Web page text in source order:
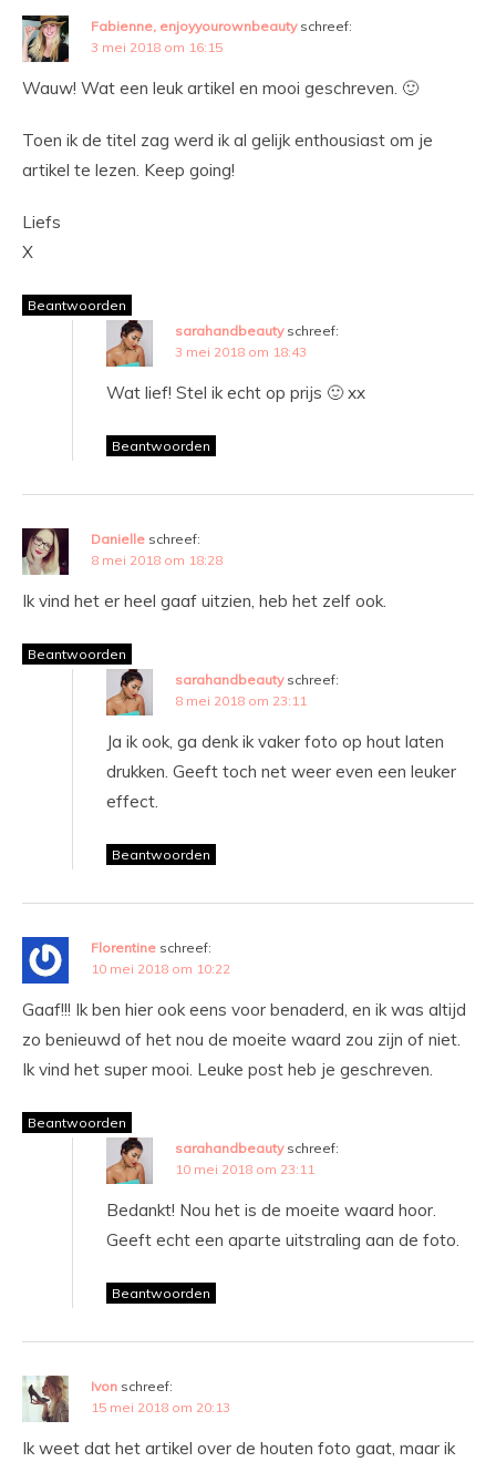
Fabienne, enjoyyourownbeauty schreef:
3 mei 2018 om 16:15
Wauw! Wat een leuk artikel en mooi geschreven. 🙂
Toen ik de titel zag werd ik al gelijk enthousiast om je
artikel te lezen. Keep going!
Liefs
X
Beantwoorden
sarahandbeauty schreef:
3 mei 2018 om 18:43
Wat lief! Stel ik echt op prijs 🙂 xx
Beantwoorden
Danielle schreef:
8 mei 2018 om 18:28
Ik vind het er heel gaaf uitzien, heb het zelf ook.
Beantwoorden
sarahandbeauty schreef:
8 mei 2018 om 23:11
Ja ik ook, ga denk ik vaker foto op hout laten
drukken. Geeft toch net weer even een leuker
effect.
Beantwoorden
Florentine schreef:
10 mei 2018 om 10:22
Gaaf!!! Ik ben hier ook eens voor benaderd, en ik was altijd
zo benieuwd of het nou de moeite waard zou zijn of niet.
Ik vind het super mooi. Leuke post heb je geschreven.
Beantwoorden
sarahandbeauty schreef:
10 mei 2018 om 23:11
Bedankt! Nou het is de moeite waard hoor.
Geeft echt een aparte uitstraling aan de foto.
Beantwoorden
Ivon schreef:
15 mei 2018 om 20:13
Ik weet dat het artikel over de houten foto gaat, maar ik